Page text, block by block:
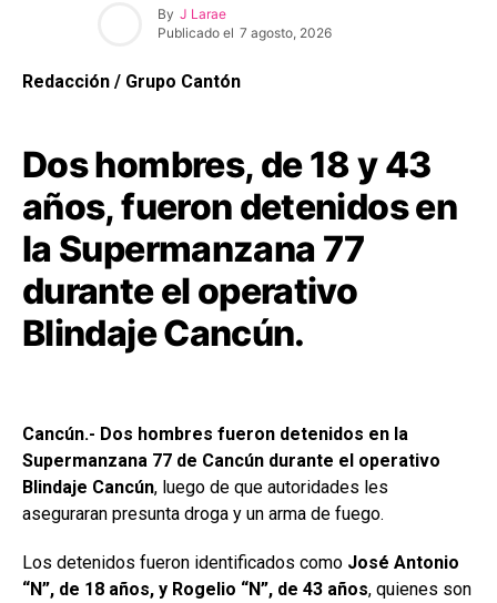
By J Larae
Publicado el 7 agosto, 2026
Redacción / Grupo Cantón
Dos hombres, de 18 y 43
años, fueron detenidos en
la Supermanzana 77
durante el operativo
Blindaje Cancún.
Cancún.- Dos hombres fueron detenidos en la
Supermanzana 77 de Cancún durante el operativo
Blindaje Cancún, luego de que autoridades les
aseguraran presunta droga y un arma de fuego.
Los detenidos fueron identificados como José Antonio
“N”, de 18 años, y Rogelio “N”, de 43 años, quienes son